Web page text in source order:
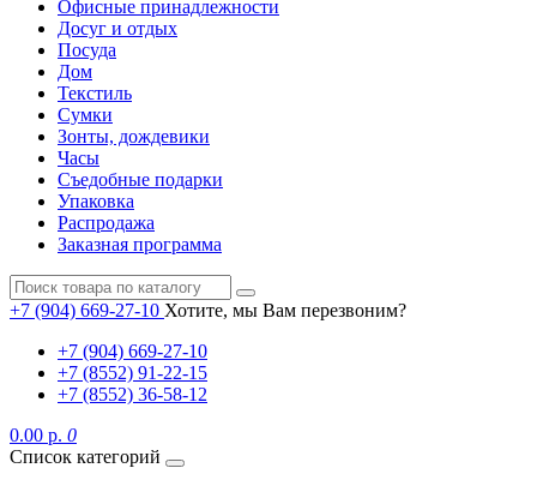
Офисные принадлежности
Досуг и отдых
Посуда
Дом
Текстиль
Сумки
Зонты, дождевики
Часы
Съедобные подарки
Упаковка
Распродажа
Заказная программа
+7 (904) 669-27-10 Хотите, мы Вам перезвоним?
+7 (904) 669-27-10
+7 (8552) 91-22-15
+7 (8552) 36-58-12
0.00 р. 0
Список категорий